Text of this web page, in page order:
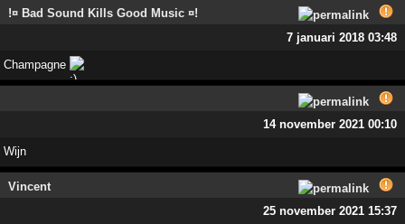
!¤ Bad Sound Kills Good Music ¤!
7 januari 2018 03:48
Champagne
14 november 2021 00:10
Wijn
Vincent
25 november 2021 15:37